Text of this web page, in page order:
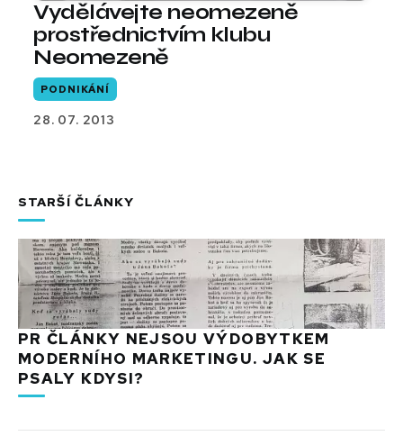
Vydělávejte neomezeně
prostřednictvím klubu
Neomezeně
PODNIKÁNÍ
28. 07. 2013
STARŠÍ ČLÁNKY
PR ČLÁNKY NEJSOU VÝDOBYTKEM
MODERNÍHO MARKETINGU. JAK SE
PSALY KDYSI?